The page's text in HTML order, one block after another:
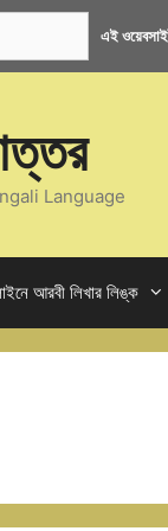
এই
Language
আরবী লিখার লিঙ্ক